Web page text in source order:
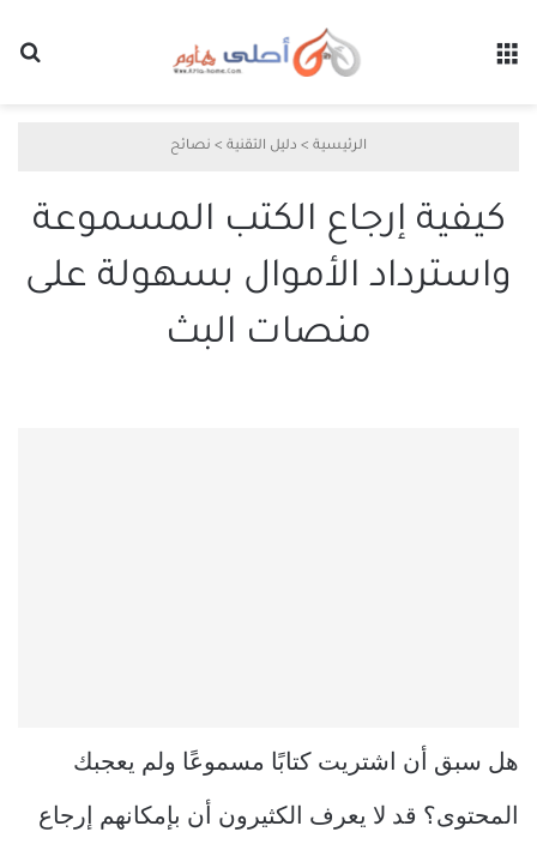
الرئيسية > دليل التقنية > نصائح
كيفية إرجاع الكتب المسموعة
واسترداد الأموال بسهولة على
منصات البث
هل سبق أن اشتريت كتابًا مسموعًا ولم يعجبك
المحتوى؟ قد لا يعرف الكثيرون أن بإمكانهم إرجاع